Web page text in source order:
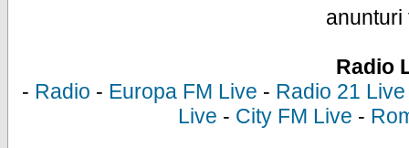
anunturi
Radio
- Radio - Europa FM Live - Radio 21 Live
Live - City FM Live -